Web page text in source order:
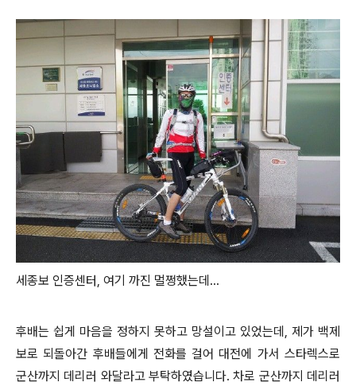
세종보 인증센터, 여기 까진 멀쩡했는데...
후배는 쉽게 마음을 정하지 못하고 망설이고 있었는데, 제가 백제
보로 되돌아간 후배들에게 전화를 걸어 대전에 가서 스타렉스로
군산까지 데리러 와달라고 부탁하였습니다. 차로 군산까지 데리러